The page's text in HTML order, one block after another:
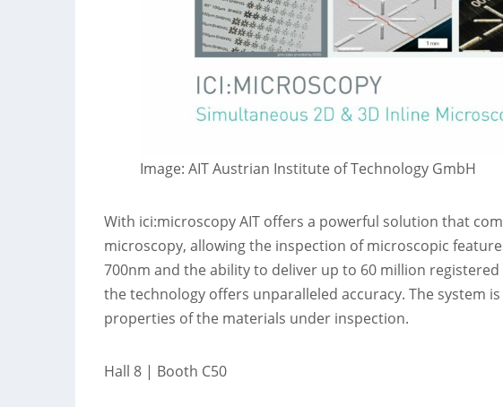
Image: AIT Austrian Institute of Technology GmbH
With ici:microscopy AIT offers a powerful solution that
microscopy, allowing the inspection of microscopic
700nm and the ability to deliver up to 60 million
the technology offers unparalleled accuracy. The system
properties of the materials under inspection.
Hall 8 | Booth C50